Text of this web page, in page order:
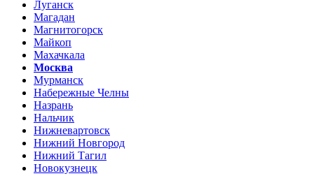
Луганск
Магадан
Магнитогорск
Майкоп
Махачкала
Москва
Мурманск
Набережные Челны
Назрань
Нальчик
Нижневартовск
Нижний Новгород
Нижний Тагил
Новокузнецк